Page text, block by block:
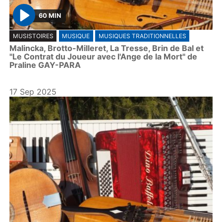
P
l
a
y
60 MIN
MUSISTOIRES MUSIQUE MUSIQUES TRADITIONNELLES
Malincka, Brotto-Milleret, La Tresse, Brin de Bal et
"Le Contrat du Joueur avec l'Ange de la Mort" de
Praline GAY-PARA
17 Sep 2025